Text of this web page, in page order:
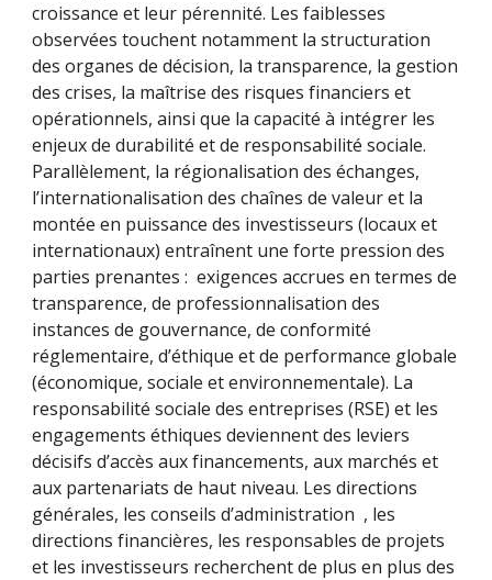
croissance et leur pérennité. Les faiblesses
observées touchent notamment la structuration
des organes de décision, la transparence, la gestion
des crises, la maîtrise des risques financiers et
opérationnels, ainsi que la capacité à intégrer les
enjeux de durabilité et de responsabilité sociale.
Parallèlement, la régionalisation des échanges,
l’internationalisation des chaînes de valeur et la
montée en puissance des investisseurs (locaux et
internationaux) entraînent une forte pression des
parties prenantes : exigences accrues en termes de
transparence, de professionnalisation des
instances de gouvernance, de conformité
réglementaire, d’éthique et de performance globale
(économique, sociale et environnementale). La
responsabilité sociale des entreprises (RSE) et les
engagements éthiques deviennent des leviers
décisifs d’accès aux financements, aux marchés et
aux partenariats de haut niveau. Les directions
générales, les conseils d’administration , les
directions financières, les responsables de projets
et les investisseurs recherchent de plus en plus des